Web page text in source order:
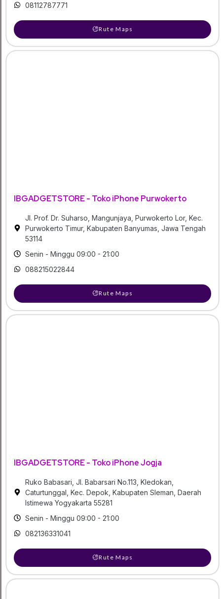
08112787771
Rute Maps
IBGADGETSTORE - Toko iPhone Purwokerto
Jl. Prof. Dr. Suharso, Mangunjaya, Purwokerto Lor, Kec.
Purwokerto Timur, Kabupaten Banyumas, Jawa Tengah
53114
Senin - Minggu 09:00 - 21:00
088215022844
Rute Maps
IBGADGETSTORE - Toko iPhone Jogja
Ruko Babasari, Jl. Babarsari No.113, Kledokan,
Caturtunggal, Kec. Depok, Kabupaten Sleman, Daerah
Istimewa Yogyakarta 55281
Senin - Minggu 09:00 - 21:00
082136331041
Rute Maps